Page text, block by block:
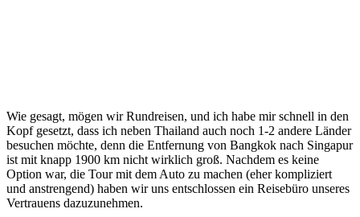
Wie gesagt, mögen wir Rundreisen, und ich habe mir schnell in den
Kopf gesetzt, dass ich neben Thailand auch noch 1-2 andere Länder
besuchen möchte, denn die Entfernung von Bangkok nach Singapur
ist mit knapp 1900 km nicht wirklich groß. Nachdem es keine
Option war, die Tour mit dem Auto zu machen (eher kompliziert
und anstrengend) haben wir uns entschlossen ein Reisebüro unseres
Vertrauens dazuzunehmen.